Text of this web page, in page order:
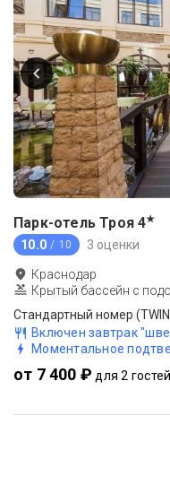
Парк-отель Троя 4★
10.0 / 10 3 оценки
Краснодар
Крытый бассейн с
Стандартный номер
Включен завтрак
Моментальное
от 7 400 ₽ для 2 гостей